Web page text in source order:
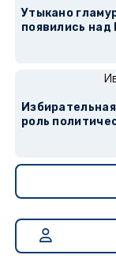
Утыкано
появились над
роль